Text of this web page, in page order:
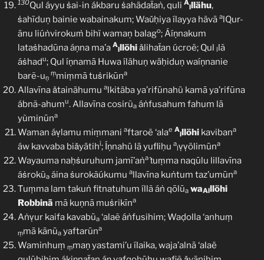
130Qul áyyu ṡai-in ákbaru ṡahädaẗaṅ, quli A
lllähu,
ṡahīduņ bainie wabainakum; Waǔḥiya ílayya hävā alQur-
ānu liúṅvirokuṁ bihï wamaņ balago; Áíṇnakum
lataṡhadūna áṇna ma’a A
lllöhiǎlihaẗan úcroë; Qul llã
áṡhadu; Qul íṇnamā Huwa ílähuṇ wäḥiduṇ waíṇnanie
barẽ-uṇ
ṃmiṃmā tuṡrikūna
Allavīna ǎtainähumu alkitäba ya’rifūnahü kamā ya’rifūna
ábnã-ahumu. Allavīna cosirũa áṅfusahum fahum lā
yùminūna
Waman áṿlamu miṃmani aftaroë ‘alae A
lllöhi kavibana
áw kavvaba biǎyätihĩ; Íṇnahü lā yufliḥu a
lṿṿölimūna
Wayauma naḥṡuruhum jamī’aṅaṫuṃma naqūlu lillavīna
áṡrokũa áina ṡurokãúkumu allavīna kuṅtum taz’umūna
Ṫuṃma lam takuṅ fitnatuhum íllã áṅ qōlūa waAlllöhi
Robbinā mā kuṇnā muṡrikīna
Aṅṿur kaifa kavabūa ‘alaẽ áṅfusihim; Waḍolla ‘anhuṃ
ṃmā kānūa yaftarūna
Waminhuṃ ṃmaṇ yastami’u ílaika, waja’alnā ‘alaë